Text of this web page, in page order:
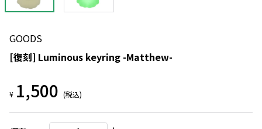
GOODS
[復刻] Luminous keyring -Matthew-
¥ 1,500 (税込)